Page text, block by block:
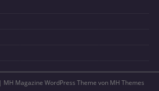
Magazine WordPress Theme von MH Themes